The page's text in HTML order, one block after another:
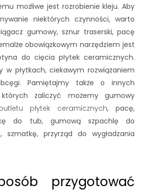
możliwe jest rozrobienie kleju. Aby
niektórych czynności, warto
gumowy, sznur traserski, pacę
obowiązkowym narzędziem jest
do cięcia płytek ceramicznych.
w płytkach, ciekawym rozwiązaniem
Pamiętajmy także o innych
zaliczyć możemy gumowy
płytek ceramicznych, pacę,
do tub, gumową szpachlę do
szmatkę, przyrząd do wygładzania
przygotować